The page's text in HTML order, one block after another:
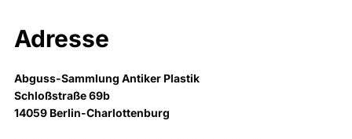
Adresse
Abguss-Sammlung Antiker Plastik
Schloßstraße 69b
14059 Berlin-Charlottenburg